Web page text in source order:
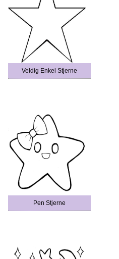
Veldig Enkel Stjerne
Pen Stjerne